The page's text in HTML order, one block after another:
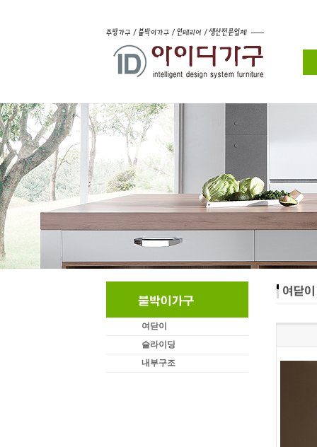
여닫이
슬라이딩
내부구조